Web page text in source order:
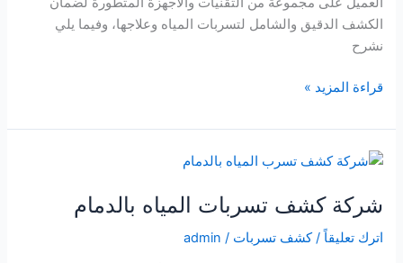
الكشف الدقيق والشامل لتسربات المياه وعلاجها، وفيما يلي
نشرح
شركة
تسربات
المياه
بالخبر
قراءة المزيد »
شركة كشف تسربات المياه بالدمام
اترك تعليقاً /كشف تسربات /
admin